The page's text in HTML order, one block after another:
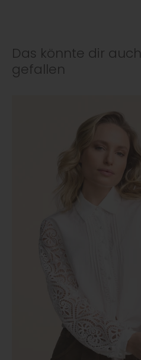
Das könnte dir auch
gefallen